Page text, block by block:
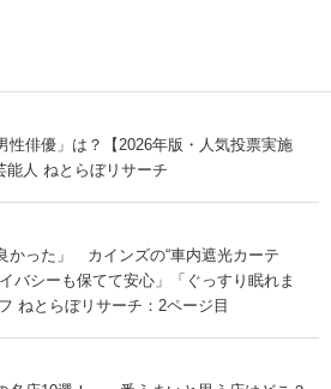
性俳優」は？【2026年版・人気投票実施
能人 ねとらぼリサーチ
かった」 カインズの“車内遮光カーテ
バシーも保てて安心」「ぐっすり眠れま
ねとらぼリサーチ：2ページ目